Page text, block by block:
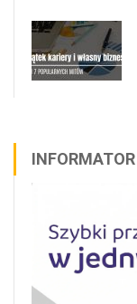
INFORMATOR